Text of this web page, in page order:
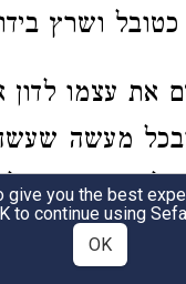
כטובל ושרץ
את עצמו לדון
מעשה
זכות,
או אולי
give you the best
to continue using
OK